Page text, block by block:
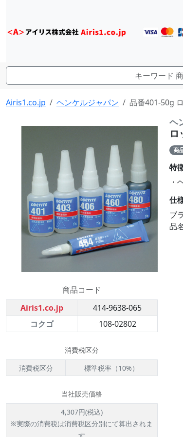
Airis1.co.jp ヘンケルジャパン 品番401-50g
商品コード
Airis1.co.jp
414-9638-065
コクゴ
108-02802
消費税区分
消費税区分
標準税率（10%）
当社販売価格
4,307円(税込)
※実際の消費税は消費税区分別にて算出されま
ヘ
ロ
商
特
・
仕
ブ
品